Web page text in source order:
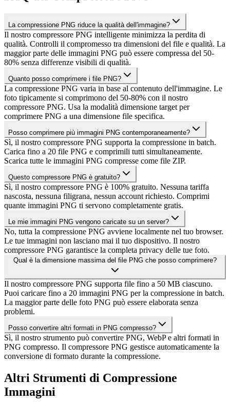
La compressione PNG riduce la qualità dell'immagine?
Il nostro compressore PNG intelligente minimizza la perdita di
qualità. Controlli il compromesso tra dimensioni del file e qualità. La
maggior parte delle immagini PNG può essere compressa del 50-
80% senza differenze visibili di qualità.
Quanto posso comprimere i file PNG?
La compressione PNG varia in base al contenuto dell'immagine. Le
foto tipicamente si comprimono del 50-80% con il nostro
compressore PNG. Usa la modalità dimensione target per
comprimere PNG a una dimensione file specifica.
Posso comprimere più immagini PNG contemporaneamente?
Sì, il nostro compressore PNG supporta la compressione in batch.
Carica fino a 20 file PNG e comprimili tutti simultaneamente.
Scarica tutte le immagini PNG compresse come file ZIP.
Questo compressore PNG è gratuito?
Sì, il nostro compressore PNG è 100% gratuito. Nessuna tariffa
nascosta, nessuna filigrana, nessun account richiesto. Comprimi
quante immagini PNG ti servono completamente gratis.
Le mie immagini PNG vengono caricate su un server?
No, tutta la compressione PNG avviene localmente nel tuo browser.
Le tue immagini non lasciano mai il tuo dispositivo. Il nostro
compressore PNG garantisce la completa privacy delle tue foto.
Qual è la dimensione massima del file PNG che posso comprimere?
Il nostro compressore PNG supporta file fino a 50 MB ciascuno.
Puoi caricare fino a 20 immagini PNG per la compressione in batch.
La maggior parte delle foto PNG può essere elaborata senza
problemi.
Posso convertire altri formati in PNG compresso?
Sì, il nostro strumento può convertire PNG, WebP e altri formati in
PNG compresso. Il compressore PNG gestisce automaticamente la
conversione di formato durante la compressione.
Altri Strumenti di Compressione
Immagini